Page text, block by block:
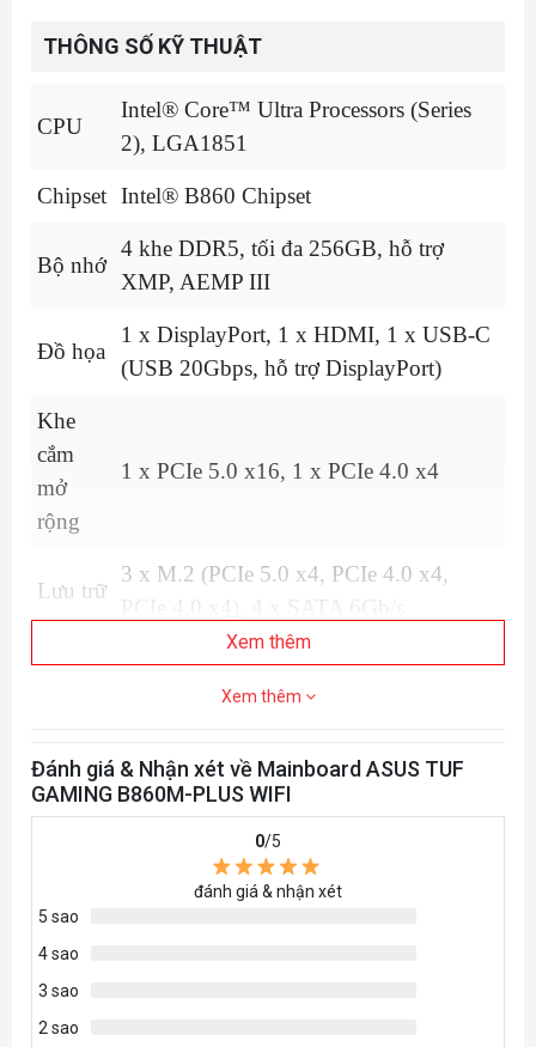
THÔNG SỐ KỸ THUẬT
CPU
Intel® Core™ Ultra Processors (Series
2), LGA1851
Chipset Intel® B860 Chipset
Bộ nhớ
4 khe DDR5, tối đa 256GB, hỗ trợ
XMP, AEMP III
Đồ họa
1 x DisplayPort, 1 x HDMI, 1 x USB-C
(USB 20Gbps, hỗ trợ DisplayPort)
Khe
cắm
mở
rộng
1 x PCIe 5.0 x16, 1 x PCIe 4.0 x4
Lưu trữ
3 x M.2 (PCIe 5.0 x4, PCIe 4.0 x4,
PCIe 4.0 x4), 4 x SATA 6Gb/s
Realtek 2.5Gb Ethernet, Wi-Fi 7 (2x2,
2.4/5/6GHz), Bluetooth 5.4
USB
x USB 5Gbps, 1 x USB 2.0), 5 cổng trước (1 x USB-C
10Gbps,
Xem thêm
Xem thêm
Đánh giá & Nhận xét về Mainboard ASUS TUF
GAMING B860M-PLUS WIFI
0/5
đánh giá & nhận xét
5 sao
4 sao
3 sao
2 sao